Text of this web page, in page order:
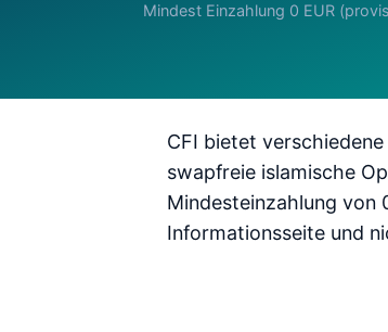
Mindest Einzahlung 0 EUR
CFI bietet verschiedene
swapfreie islamische
Mindesteinzahlung von
Informationsseite und